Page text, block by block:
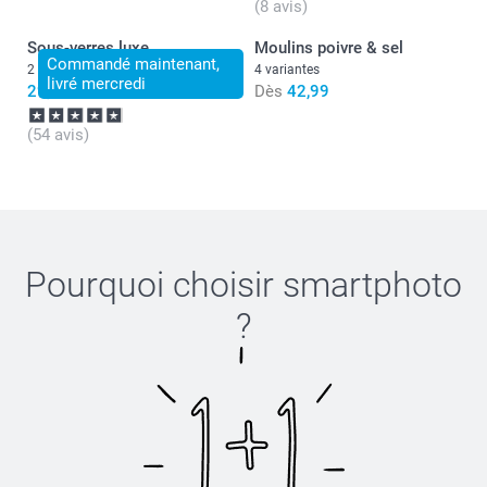
(8 avis)
Commandé maintenant,
livré mercredi
Sous-verres luxe
2 variantes
29,99
(54 avis)
Moulins poivre & sel
4 variantes
Dès 42,99
Pourquoi choisir smartphoto
?